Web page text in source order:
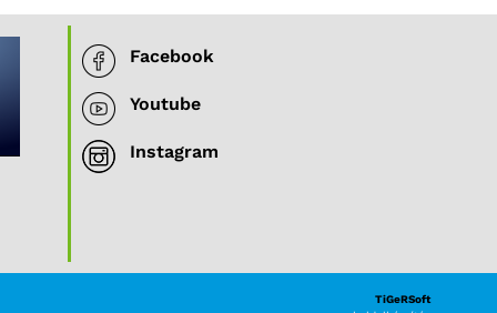
Facebook
Youtube
Instagram
TiGeRSoft